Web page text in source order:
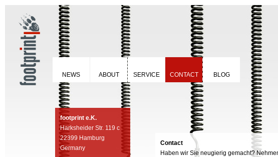
NEWS ABOUT SERVICE CONTACT BLOG
footprint e.K.
Harksheider Str. 119 c
22399 Hamburg
Germany
Contact
Haben wir Sie neugierig gemacht?